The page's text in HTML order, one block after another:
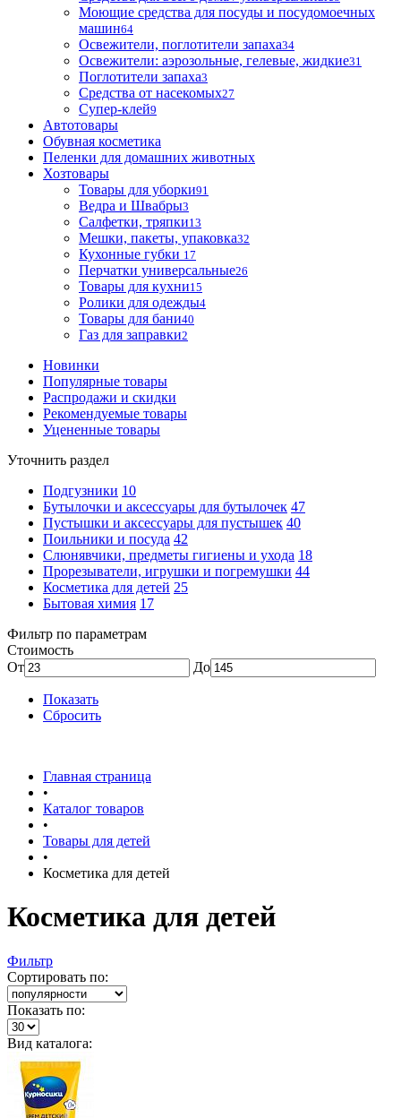
Моющие средства для посуды и посудомоечных
машин64
Освежители, поглотители запаха34
Освежители: аэрозольные, гелевые, жидкие31
Поглотители запаха3
Средства от насекомых27
Супер-клей9
Автотовары
Обувная косметика
Пеленки для домашних животных
Хозтовары
Товары для уборки91
Ведра и Швабры3
Салфетки, тряпки13
Мешки, пакеты, упаковка32
Кухонные губки 17
Перчатки универсальные26
Товары для кухни15
Ролики для одежды4
Товары для бани40
Газ для заправки2
Новинки
Популярные товары
Распродажи и скидки
Рекомендуемые товары
Уцененные товары
Уточнить раздел
Подгузники 10
Бутылочки и аксессуары для бутылочек 47
Пустышки и аксессуары для пустышек 40
Поильники и посуда 42
Слюнявчики, предметы гигиены и ухода 18
Прорезыватели, игрушки и погремушки 44
Косметика для детей 25
Бытовая химия 17
Фильтр по параметрам
Стоимость
От
До
Показать
Сбросить
Главная страница
•
Каталог товаров
•
Товары для детей
•
Косметика для детей
Косметика для детей
Фильтр
Сортировать по:
Показать по:
Вид каталога: